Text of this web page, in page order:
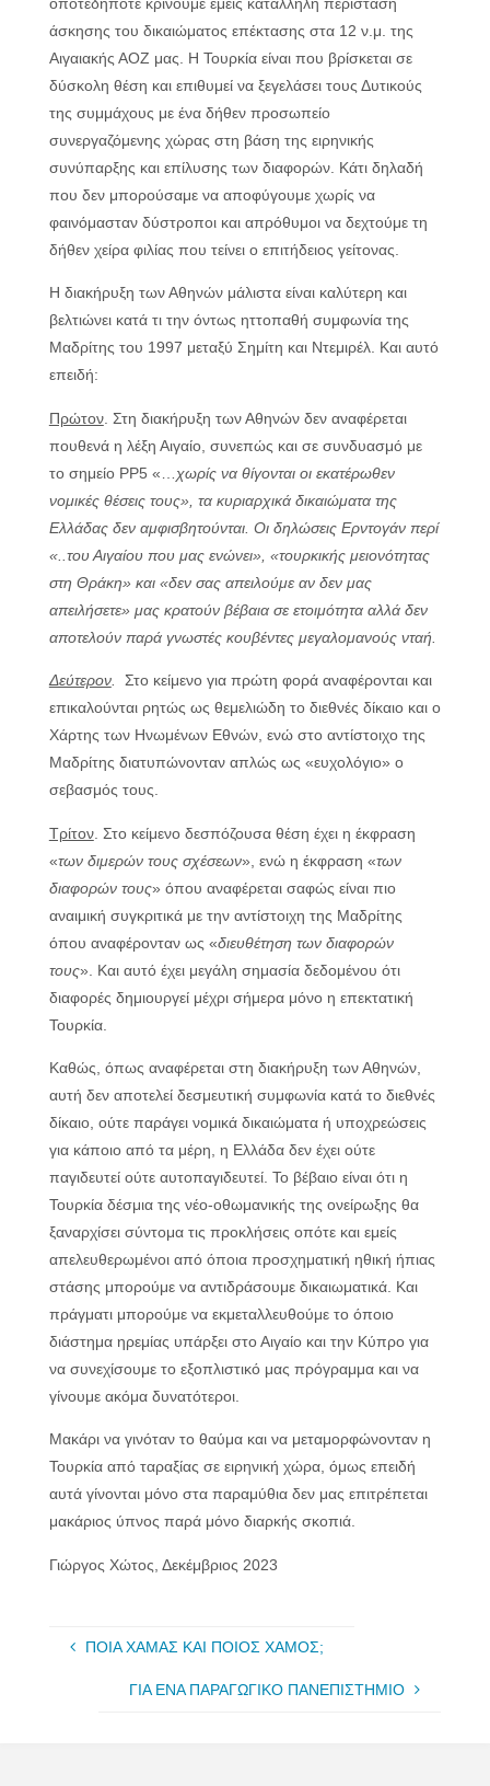
άσκησης του δικαιώματος επέκτασης στα 12 ν.μ. της
Αιγαιακής ΑΟΖ μας. Η Τουρκία είναι που βρίσκεται σε
δύσκολη θέση και επιθυμεί να ξεγελάσει τους Δυτικούς
της συμμάχους με ένα δήθεν προσωπείο
συνεργαζόμενης χώρας στη βάση της ειρηνικής
συνύπαρξης και επίλυσης των διαφορών. Κάτι δηλαδή
που δεν μπορούσαμε να αποφύγουμε χωρίς να
φαινόμασταν δύστροποι και απρόθυμοι να δεχτούμε τη
δήθεν χείρα φιλίας που τείνει ο επιτήδειος γείτονας.
Η διακήρυξη των Αθηνών μάλιστα είναι καλύτερη και
βελτιώνει κατά τι την όντως ηττοπαθή συμφωνία της
Μαδρίτης του 1997 μεταξύ Σημίτη και Ντεμιρέλ. Και αυτό
επειδή:
Πρώτον. Στη διακήρυξη των Αθηνών δεν αναφέρεται
πουθενά η λέξη Αιγαίο, συνεπώς και σε συνδυασμό με
το σημείο ΡΡ5 «… χωρίς να θίγονται οι εκατέρωθεν
νομικές θέσεις τους», τα κυριαρχικά δικαιώματα της
Ελλάδας δεν αμφισβητούνται. Οι δηλώσεις Ερντογάν περί
«.. του Αιγαίου που μας ενώνει», «τουρκικής μειονότητας
στη Θράκη» και «δεν σας απειλούμε αν δεν μας
απειλήσετε» μας κρατούν βέβαια σε ετοιμότητα αλλά δεν
αποτελούν παρά γνωστές κουβέντες μεγαλομανούς νταή.
Δεύτερον.
Στο κείμενο για πρώτη φορά αναφέρονται και
επικαλούνται ρητώς ως θεμελιώδη το διεθνές δίκαιο και ο
Χάρτης των Ηνωμένων Εθνών, ενώ στο αντίστοιχο της
Μαδρίτης διατυπώνονταν απλώς ως «ευχολόγιο» ο
σεβασμός τους.
Τρίτον. Στο κείμενο δεσπόζουσα θέση έχει η έκφραση
«των διμερών τους σχέσεων», ενώ η έκφραση «των
διαφορών τους» όπου αναφέρεται σαφώς είναι πιο
αναιμική συγκριτικά με την αντίστοιχη της Μαδρίτης
όπου αναφέρονταν ως «διευθέτηση των διαφορών
τους». Και αυτό έχει μεγάλη σημασία δεδομένου ότι
διαφορές δημιουργεί μέχρι σήμερα μόνο η επεκτατική
Τουρκία.
Καθώς, όπως αναφέρεται στη διακήρυξη των Αθηνών,
αυτή δεν αποτελεί δεσμευτική συμφωνία κατά το διεθνές
δίκαιο, ούτε παράγει νομικά δικαιώματα ή υποχρεώσεις
για κάποιο από τα μέρη, η Ελλάδα δεν έχει ούτε
παγιδευτεί ούτε αυτοπαγιδευτεί. Το βέβαιο είναι ότι η
Τουρκία δέσμια της νέο-οθωμανικής της ονείρωξης θα
ξαναρχίσει σύντομα τις προκλήσεις οπότε και εμείς
απελευθερωμένοι από όποια προσχηματική ηθική ήπιας
στάσης μπορούμε να αντιδράσουμε δικαιωματικά. Και
πράγματι μπορούμε να εκμεταλλευθούμε το όποιο
διάστημα ηρεμίας υπάρξει στο Αιγαίο και την Κύπρο για
να συνεχίσουμε το εξοπλιστικό μας πρόγραμμα και να
γίνουμε ακόμα δυνατότεροι.
Μακάρι να γινόταν το θαύμα και να μεταμορφώνονταν η
Τουρκία από ταραξίας σε ειρηνική χώρα, όμως επειδή
αυτά γίνονται μόνο στα παραμύθια δεν μας επιτρέπεται
μακάριος ύπνος παρά μόνο διαρκής σκοπιά.
Γιώργος Χώτος, Δεκέμβριος 2023
ΠΟΙΑ ΧΑΜΑΣ ΚΑΙ ΠΟΙΟΣ ΧΑΜΟΣ;
ΓΙΑ ΕΝΑ ΠΑΡΑΓΩΓΙΚΟ ΠΑΝΕΠΙΣΤΗΜΙΟ